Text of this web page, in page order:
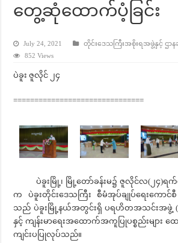
တွေ့ဆုံထောက်ပံ့ခြင်း
July 24, 2021
တိုင်းဒေသကြီးအစိုးရအဖွဲ့နှင့် ဌာနဆို
852 Views
ပဲခူး ဇူလိုင် ၂၄
===============================
ပဲခူးမြို့၊ မြို့တော်ခန်းမ၌ ဇူလိုင်လ(၂၄)ရက်နေ့
က ပဲခူးတိုင်းဒေသကြီး စီမံအုပ်ချုပ်ရေးကောင်စီ
သည် ပဲခူးမြို့နယ်အတွင်းရှိ ပရဟိတအသင်းအဖွဲ့ (
နှင့် ကျန်းမာရေးအထောက်အကူပြုပစ္စည်းများ ထ
ကျင်းပပြုလုပ်သည်။